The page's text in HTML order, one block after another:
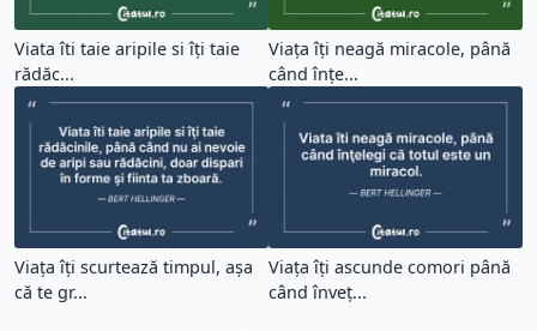
Viata îti taie aripile si îţi taie
rădăc...
Viața îți neagă miracole, până
când înţe...
Viața îți scurtează timpul, așa
că te gr...
Viaţa îți ascunde comori până
când înveț...